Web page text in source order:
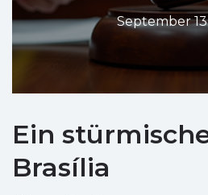
September
Ein
Brasília